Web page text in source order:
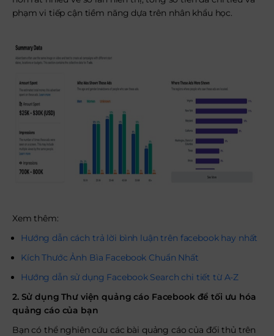
phạm vi tiếp cận tiềm năng dựa trên nhân khẩu học.
Xem thêm:
Hướng dẫn cách trả lời bình luận trên facebook hay nhất
Kích Thước Ảnh Bìa Facebook Chuẩn Nhất
Hướng dẫn sử dụng Facebook Search chi tiết từ A-Z
2. Sử dụng Thư viện quảng cáo Facebook để tối ưu hóa
quảng cáo của bạn
Bạn có thể nghiên cứu các bài quảng cáo của đối thủ trên